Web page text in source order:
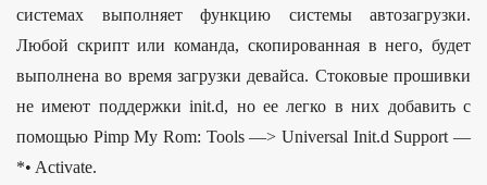
системах выполняет функцию системы автозагрузки.
Любой скрипт или команда, скопированная в него, будет
выполнена во время загрузки девайса. Стоковые прошивки
не имеют поддержки init.d, но ее легко в них добавить с
помощью Pimp My Rom: Tools —> Universal Init.d Support —
*• Activate.